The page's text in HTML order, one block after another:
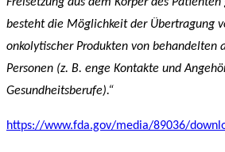
besteht die Möglichkeit der Übertragung
onkolytischer Produkten von behandelten
Personen (z. B. enge Kontakte und
Gesundheitsberufe).“
https://www.fda.gov/media/89036/